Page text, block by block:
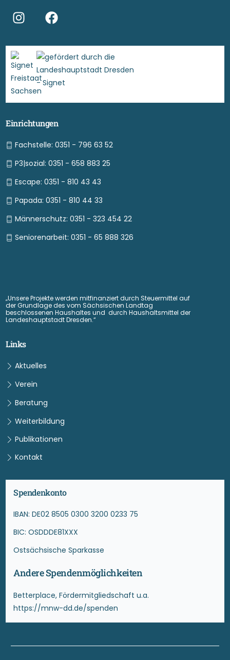
Einrichtungen
Fachstelle: 0351 - 796 63 52
P3|sozial: 0351 - 658 883 25
Escape: 0351 - 810 43 43
Papada: 0351 - 810 44 33
Männerschutz: 0351 - 323 454 22
Seniorenarbeit: 0351 - 65 888 326
„Unsere Projekte werden mitfinanziert durch Steuermittel auf
der Grundlage des vom Sächsischen Landtag
beschlossenen Haushaltes und durch Haushaltsmittel der
Landeshauptstadt Dresden.“
Links
Aktuelles
Verein
Beratung
Weiterbildung
Publikationen
Kontakt
Spendenkonto
IBAN: DE02 8505 0300 3200 0233 75
BIC: OSDDDE81XXX
Ostsächsische Sparkasse
Andere Spendenmöglichkeiten
Betterplace, Fördermitgliedschaft u.a.
https://mnw-dd.de/spenden